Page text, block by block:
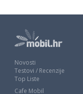
Novosti
Testovi / Recenzije
Top Liste
Cafe Mobil